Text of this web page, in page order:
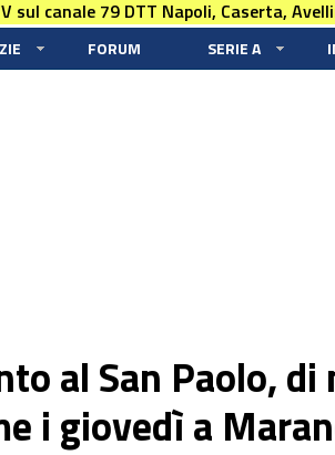
sul canale 79 DTT Napoli, Caserta,
FORUM SERIE A
al San Paolo, di
i giovedì a